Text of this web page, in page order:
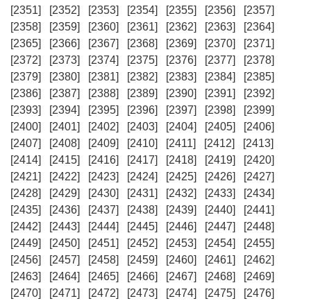
[2351]
[2352] [2353] [2354] [2355] [2356]
[2357]
[2358]
[2359] [2360] [2361] [2362] [2363]
[2364]
[2365]
[2366] [2367] [2368] [2369] [2370]
[2371]
[2372]
[2373] [2374] [2375] [2376] [2377]
[2378]
[2379]
[2380] [2381] [2382] [2383] [2384]
[2385]
[2386]
[2387] [2388] [2389] [2390] [2391]
[2392]
[2393]
[2394] [2395] [2396] [2397] [2398]
[2399]
[2400]
[2401] [2402] [2403] [2404] [2405]
[2406]
[2407]
[2408] [2409] [2410] [2411] [2412]
[2413]
[2414]
[2415] [2416] [2417] [2418] [2419]
[2420]
[2421]
[2422] [2423] [2424] [2425] [2426]
[2427]
[2428]
[2429] [2430] [2431] [2432] [2433]
[2434]
[2435]
[2436] [2437] [2438] [2439] [2440]
[2441]
[2442]
[2443] [2444] [2445] [2446] [2447]
[2448]
[2449]
[2450] [2451] [2452] [2453] [2454]
[2455]
[2456]
[2457] [2458] [2459] [2460] [2461]
[2462]
[2463]
[2464] [2465] [2466] [2467] [2468]
[2469]
[2470]
[2471] [2472] [2473] [2474] [2475]
[2476]